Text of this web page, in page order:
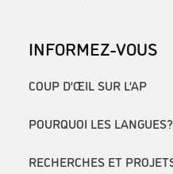
INFORMEZ-VOUS
COUP D’ŒIL SUR L’AP
POURQUOI LES LANGUES?
RECHERCHES ET